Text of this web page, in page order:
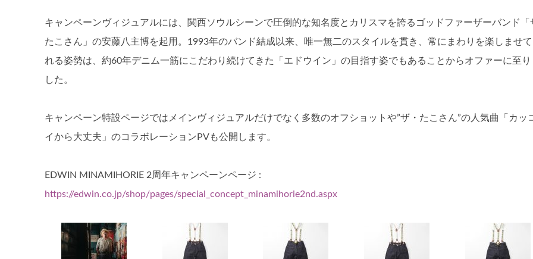
キャンペーンヴィジュアルには、関西ソウルシーンで圧倒的な知名度とカリスマを誇るゴッドファーザーバンド「
たこさん」の安藤八主博を起用。1993年のバンド結成以来、唯一無二のスタイルを貫き、常にまわりを楽しませて
れる姿勢は、約60年デニム一筋にこだわり続けてきた「エドウイン」の目指す姿でもあることからオファーに至り
した。
キャンペーン特設ページではメインヴィジュアルだけでなく多数のオフショットや”ザ・たこさん”の人気曲「カッ
イから大丈夫」のコラボレーションPVも公開します。
EDWIN MINAMIHORIE 2周年キャンペーンページ :
https://edwin.co.jp/shop/pages/special_concept_minamihorie2nd.aspx